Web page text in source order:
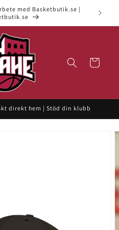
med Basketbutik.se |
Varukorg
direkt hem | Stöd din klubb